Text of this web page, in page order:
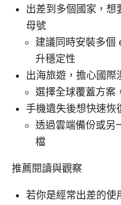
出差到多個國家，想
母號
建議同時安裝多個
升穩定性
出海旅遊，擔心國際
選擇全球覆蓋方案
手機遺失後想快速恢
透過雲端備份或另
檔
推薦閱讀與觀察
若你是經常出差的使